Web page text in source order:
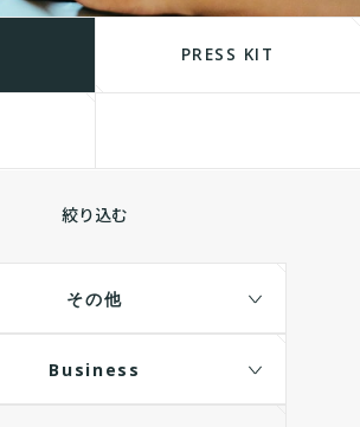
PRESS KIT
絞り込む
その他
Business